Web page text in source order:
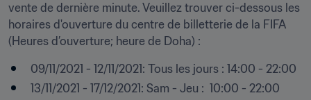
vente de dernière minute. Veuillez trouver ci-dessous les
horaires d'ouverture du centre de billetterie de la FIFA
(Heures d’ouverture; heure de Doha) :
09/11/2021 - 12/11/2021: Tous les jours : 14:00 - 22:00
13/11/2021 - 17/12/2021: Sam - Jeu :  10:00 - 22:00